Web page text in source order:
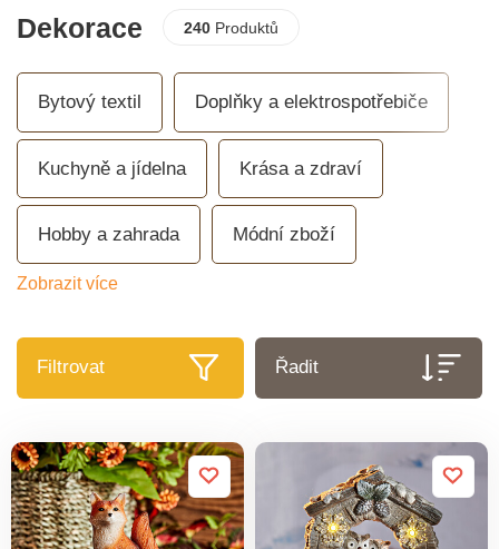
Dekorace 240Produktů
Bytový textil Doplňky a elektrospotřebiče
Kuchyně a jídelna Krása a zdraví
Hobby a zahrada Módní zboží
Zobrazit více
Filtrovat Řadit